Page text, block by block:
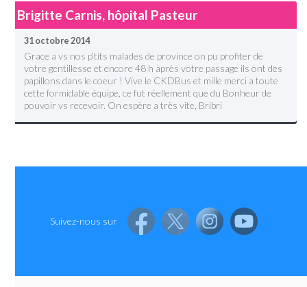
Brigitte Carnis, hôpital Pasteur
31 octobre 2014
Grace a vs nos p’tits malades de province on pu profiter de
votre gentillesse et encore 48 h après votre passage ils ont des
papillons dans le coeur ! Vive le CKDBus et mille merci a toute
cette formidable équipe, ce fut réellement que du Bonheur de
pouvoir vs recevoir. On espère a très vite, Bribri
Suivez-nous sur